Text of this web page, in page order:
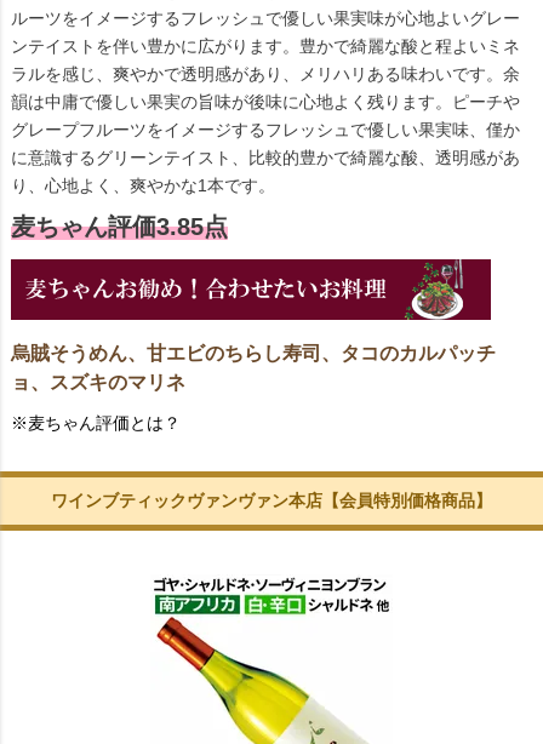
ルーツをイメージするフレッシュで優しい果実味が心地よいグレー
ンテイストを伴い豊かに広がります。豊かで綺麗な酸と程よいミネ
ラルを感じ、爽やかで透明感があり、メリハリある味わいです。余
韻は中庸で優しい果実の旨味が後味に心地よく残ります。ピーチや
グレープフルーツをイメージするフレッシュで優しい果実味、僅か
に意識するグリーンテイスト、比較的豊かで綺麗な酸、透明感があ
り、心地よく、爽やかな1本です。
麦ちゃん評価3.85点
烏賊そうめん、甘エビのちらし寿司、タコのカルパッチ
ョ、スズキのマリネ
※麦ちゃん評価とは？
ワインブティックヴァンヴァン本店【会員特別価格商品】